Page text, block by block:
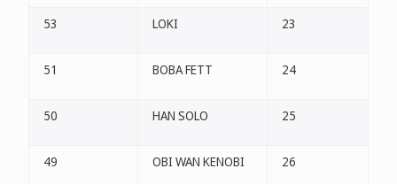
53 LOKI 23
51 BOBA FETT 24
50 HAN SOLO 25
49 OBI WAN KENOBI 26